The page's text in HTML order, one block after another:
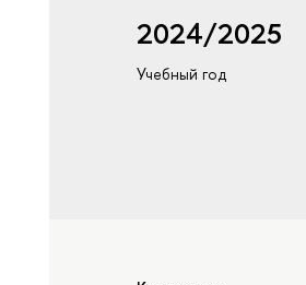
2024/2025
Учебный год